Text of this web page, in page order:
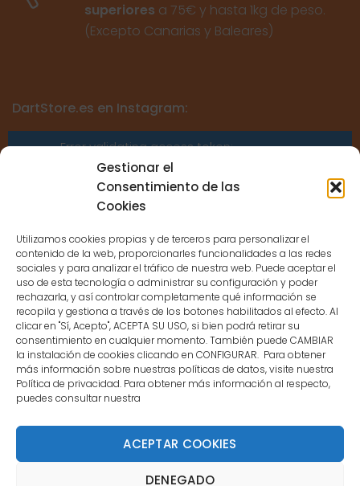
Gestionar el
Consentimiento de las
Cookies
Utilizamos cookies propias y de terceros para personalizar el
contenido de la web, proporcionarles funcionalidades a las redes
sociales y para analizar el tráfico de nuestra web. Puede aceptar el
uso de esta tecnología o administrar su configuración y poder
rechazarla, y así controlar completamente qué información se
recopila y gestiona a través de los botones habilitados al efecto. Al
clicar en "Sí, Acepto", ACEPTA SU USO, si bien podrá retirar su
consentimiento en cualquier momento. También puede CAMBIAR
la instalación de cookies clicando en CONFIGURAR. Para obtener
más información sobre nuestras políticas de datos, visite nuestra
Política de privacidad. Para obtener más información al respecto,
puedes consultar nuestra
ACEPTAR COOKIES
DENEGADO
superiores a 75€ y hasta 1kg de peso.
(Excepto Canarias y Baleares)
DartStore.es en Instagram:
Error validating access token:
Sessions for the user are not allowed
because the user is not a confirmed
CONTACTO
MENÚ PRINCIPAL
MI CUENTA
DOCUMENTACIÓN